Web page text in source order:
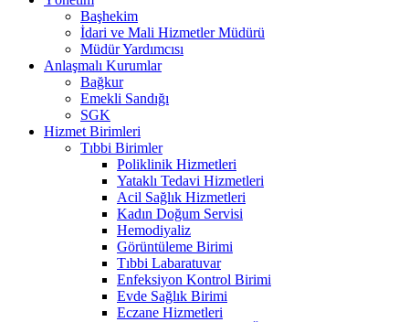
Başhekim
İdari ve Mali Hizmetler Müdürü
Müdür Yardımcısı
Anlaşmalı Kurumlar
Bağkur
Emekli Sandığı
SGK
Hizmet Birimleri
Tıbbi Birimler
Poliklinik Hizmetleri
Yataklı Tedavi Hizmetleri
Acil Sağlık Hizmetleri
Kadın Doğum Servisi
Hemodiyaliz
Görüntüleme Birimi
Tıbbi Labaratuvar
Enfeksiyon Kontrol Birimi
Evde Sağlık Birimi
Eczane Hizmetleri